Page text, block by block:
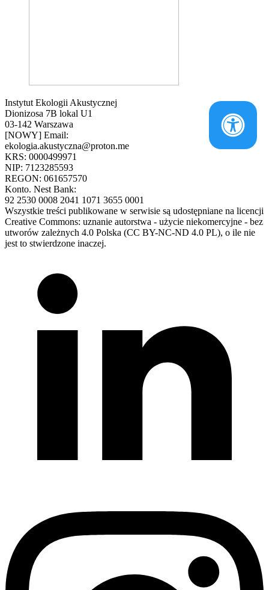
Instytut Ekologii Akustycznej
Dionizosa 7B lokal U1
03-142 Warszawa
[NOWY] Email:
ekologia.akustyczna@proton.me
KRS: 0000499971
NIP: 7123285593
REGON: 061657570
Konto. Nest Bank:
92 2530 0008 2041 1071 3655 0001
Wszystkie treści publikowane w serwisie są udostępniane na licencji
Creative Commons: uznanie autorstwa - użycie niekomercyjne - bez
utworów zależnych 4.0 Polska (CC BY-NC-ND 4.0 PL), o ile nie
jest to stwierdzone inaczej.